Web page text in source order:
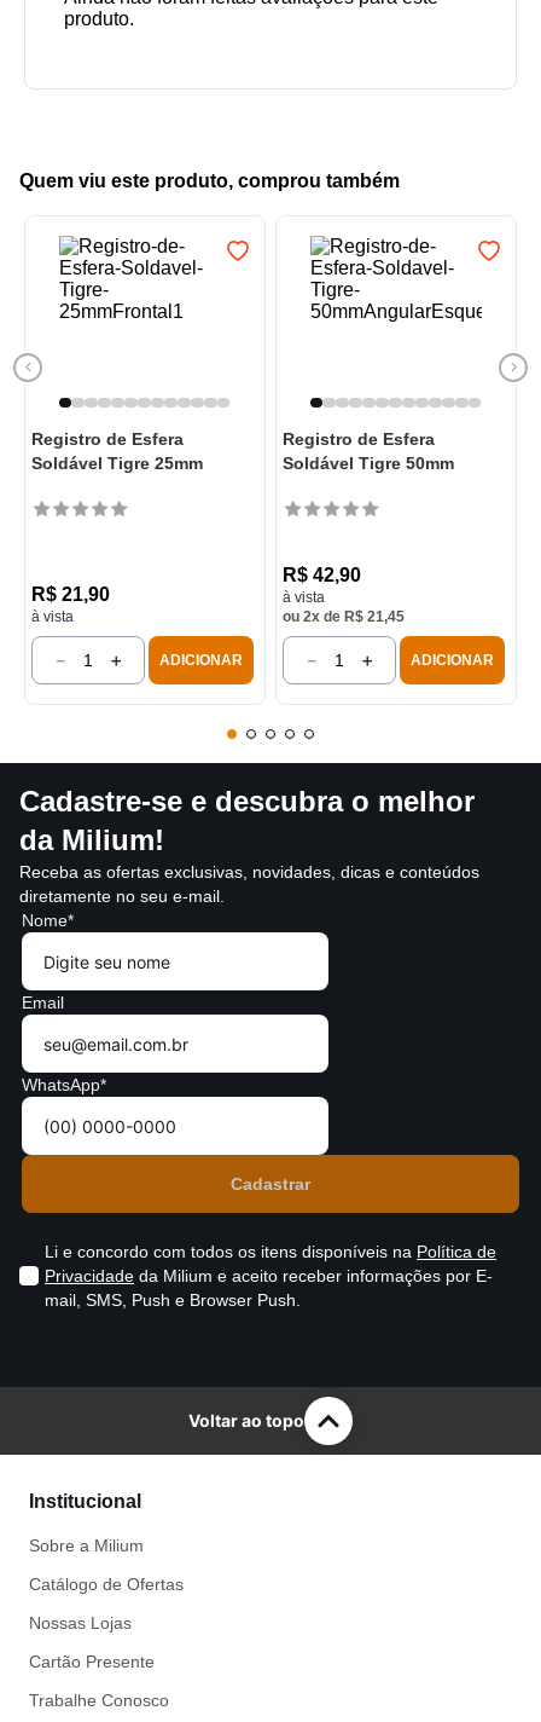
Quem viu este produto, comprou também
Registro de Esfera
Soldável Tigre 25mm
R$ 21,90
à vista
＋
－ ADICIONAR
Registro de Esfera
Soldável Tigre 50mm
R$ 42,90
à vista
ou 2x de R$ 21,45
＋
－ ADICIONAR
Cadastre-se e descubra o melhor
da Milium!
Receba as ofertas exclusivas, novidades, dicas e conteúdos
diretamente no seu e-mail.
Nome*
Email
WhatsApp*
Li e concordo com todos os itens disponíveis na Política de
Privacidade da Milium e aceito receber informações por E-
mail, SMS, Push e Browser Push.
Voltar ao topo
Institucional
Sobre a Milium
Catálogo de Ofertas
Nossas Lojas
Cartão Presente
Trabalhe Conosco